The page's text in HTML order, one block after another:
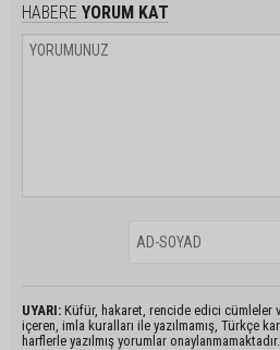
HABERE YORUM KAT
UYARI: Küfür, hakaret, rencide edici cümleler
içeren, imla kuralları ile yazılmamış, Türkçe
harflerle yazılmış yorumlar onaylanmamaktadır.